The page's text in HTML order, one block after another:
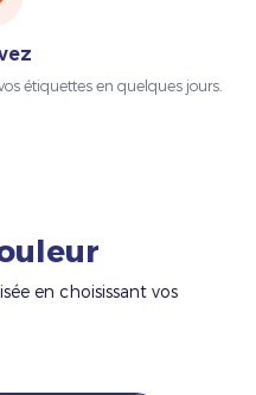
étiquettes en quelques jours.
en choisissant vos